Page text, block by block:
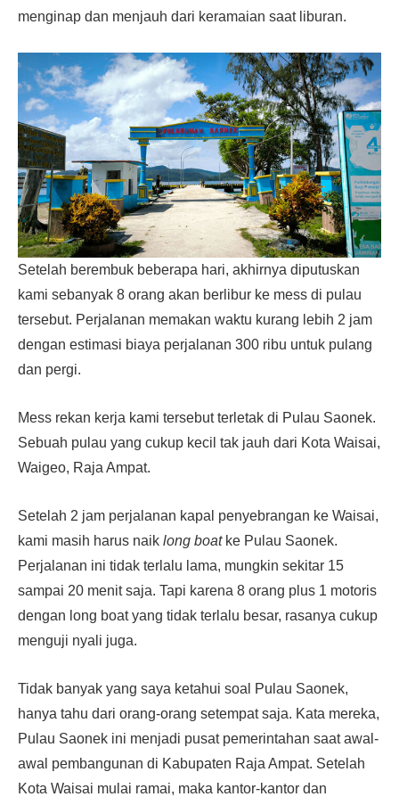
menginap dan menjauh dari keramaian saat liburan.
Setelah berembuk beberapa hari, akhirnya diputuskan
kami sebanyak 8 orang akan berlibur ke mess di pulau
tersebut. Perjalanan memakan waktu kurang lebih 2 jam
dengan estimasi biaya perjalanan 300 ribu untuk pulang
dan pergi.
Mess rekan kerja kami tersebut terletak di Pulau Saonek.
Sebuah pulau yang cukup kecil tak jauh dari Kota Waisai,
Waigeo, Raja Ampat.
Setelah 2 jam perjalanan kapal penyebrangan ke Waisai,
kami masih harus naik long boatke Pulau Saonek.
Perjalanan ini tidak terlalu lama, mungkin sekitar 15
sampai 20 menit saja. Tapi karena 8 orang plus 1 motoris
dengan long boat yang tidak terlalu besar, rasanya cukup
menguji nyali juga.
Tidak banyak yang saya ketahui soal Pulau Saonek,
hanya tahu dari orang-orang setempat saja. Kata mereka,
Pulau Saonek ini menjadi pusat pemerintahan saat awal-
awal pembangunan di Kabupaten Raja Ampat. Setelah
Kota Waisai mulai ramai, maka kantor-kantor dan